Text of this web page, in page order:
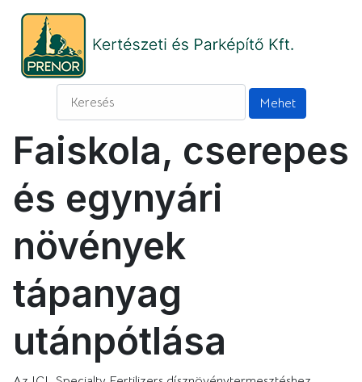
Faiskola, cserepes
és egynyári
növények
tápanyag
utánpótlása